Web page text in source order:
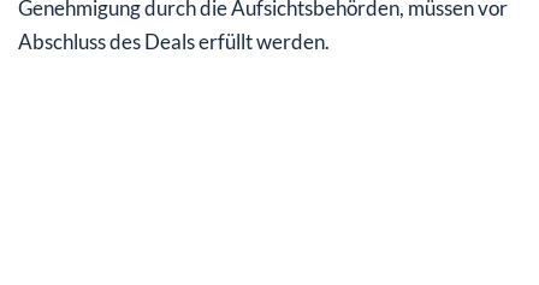
Genehmigung durch die Aufsichtsbehörden, müssen vor
Abschluss des Deals erfüllt werden.